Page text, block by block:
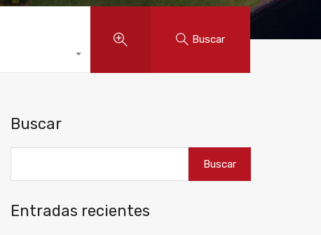
Buscar
Buscar
Buscar
Entradas recientes